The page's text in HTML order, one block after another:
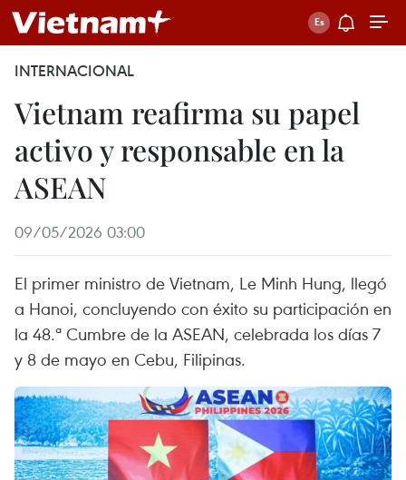
INTERNACIONAL
Vietnam reafirma su papel
activo y responsable en la
ASEAN
09/05/2026 03:00
El primer ministro de Vietnam, Le Minh Hung, llegó
a Hanoi, concluyendo con éxito su participación en
la 48.ª Cumbre de la ASEAN, celebrada los días 7
y 8 de mayo en Cebu, Filipinas.